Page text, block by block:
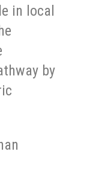
in local
by